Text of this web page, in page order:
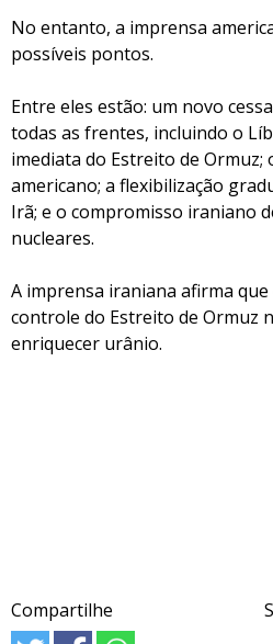
No entanto, a imprensa
possíveis pontos.
Entre eles estão: um novo
todas as frentes, incluindo o
imediata do Estreito de Ormuz;
americano; a flexibilização
Irã; e o compromisso iraniano
nucleares.
A imprensa iraniana afirma
controle do Estreito de Ormuz
enriquecer urânio.
Compartilhe